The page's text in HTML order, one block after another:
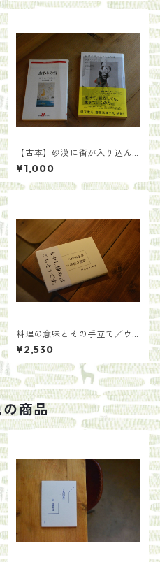
【古本】砂漠に街が入り込ん
だ日／グカ・ハン 著 原正人訳
¥1,000
料理の意味とその手立て／ウ
ー・ウェン
¥2,530
商品